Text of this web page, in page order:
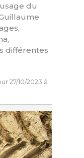
du
différentes
27/10/2023 à